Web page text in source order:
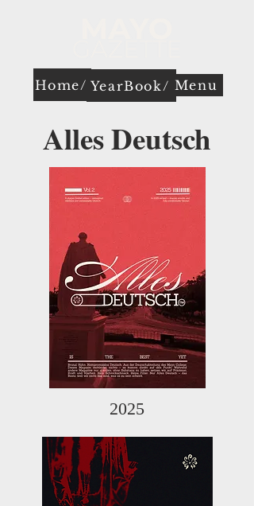
Home/ YearBook/ Menu
Alles Deutsch
2025